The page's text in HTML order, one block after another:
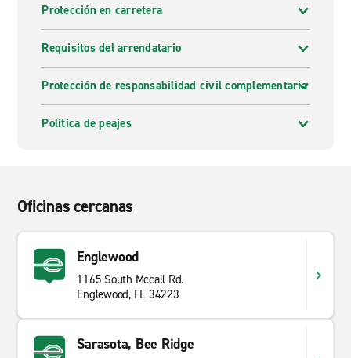
Protección en carretera
Requisitos del arrendatario
Protección de responsabilidad civil complementaria
Política de peajes
Oficinas cercanas
Englewood
1165 South Mccall Rd.
Englewood, FL 34223
Sarasota, Bee Ridge